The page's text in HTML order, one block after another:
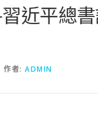
近平總書
作者: ADMIN